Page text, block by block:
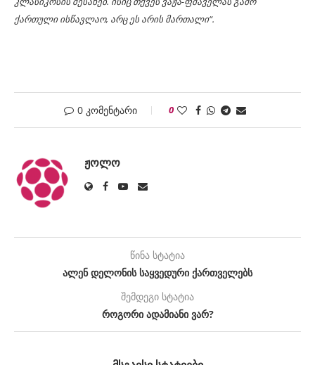
ქართული ისწავლაო, არც ეს არის მართალი“.
0 კომენტარი 0
ᲟᲝᲚᲝ
წინა სტატია
ალენ დელონის საყვედური ქართველებს
შემდეგი სტატია
როგორი ადამიანი ვარ?